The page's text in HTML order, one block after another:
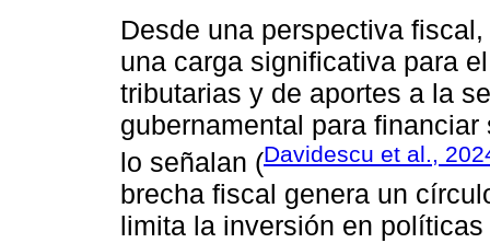
Desde una perspectiva
una carga significativa para
tributarias y de aportes a la
gubernamental para
lo señalan (Davidescu et al.,
brecha fiscal genera un
limita la inversión en